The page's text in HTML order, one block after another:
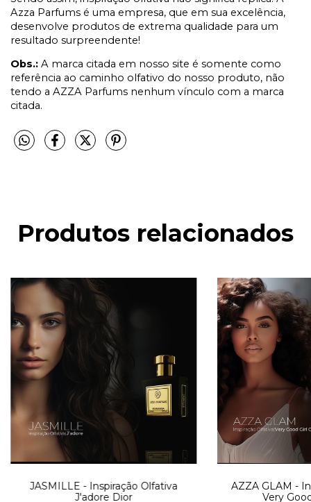
Azza Parfums é uma empresa, que em sua excelência,
desenvolve produtos de extrema qualidade para um
resultado surpreendente!
Obs.: A marca citada em nosso site é somente como
referência ao caminho olfativo do nosso produto, não
tendo a AZZA Parfums nenhum vínculo com a marca
citada.
Produtos relacionados
JASMILLE - Inspiração Olfativa
J'adore Dior
AZZA GLAM -
Very